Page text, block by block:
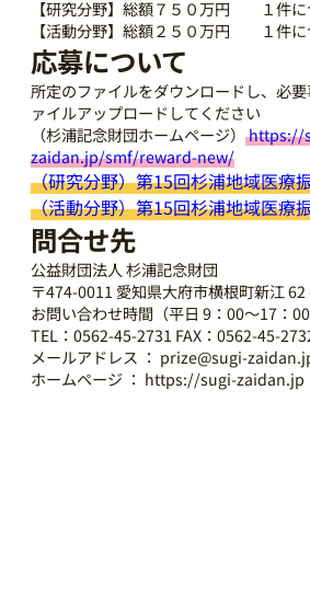
【研究分野】総額７５０万円 １件に
【活動分野】総額２５０万円 １件に
応募について
所定のファイルをダウンロードし、必
ァイルアップロードしてください
（杉浦記念財団ホームページ） https://
zaidan.jp/smf/reward-new/
（研究分野）第15回杉浦地域医療
（活動分野）第15回杉浦地域医療
問合せ先
公益財団法人 杉浦記念財団
〒474-0011 愛知県大府市横根町新江 62
お問い合わせ時間（平日 9：00～17：00
TEL：0562-45-2731 FAX：0562-45-
メールアドレス ： prize@sugi-
ホームページ ： https://sugi-zaidan.jp